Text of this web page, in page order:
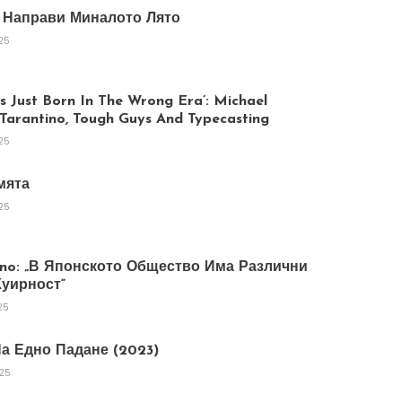
Миналото Лято
Just Born In The Wrong Era’: Michael
Tough Guys And Typecasting
„В Японското Общество Има Различни
Едно Падане (2023)